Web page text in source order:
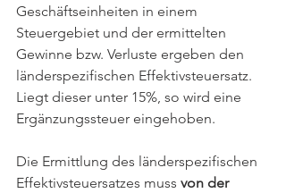
Geschäftseinheiten in einem
Steuergebiet und der ermittelten
Gewinne bzw. Verluste ergeben den
länderspezifischen Effektivsteuersatz.
Liegt dieser unter 15%, so wird eine
Ergänzungssteuer eingehoben.
Die Ermittlung des länderspezifischen
Effektivsteuersatzes muss von der